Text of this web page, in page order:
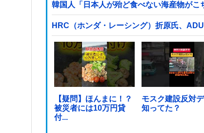
韓国人「日本人が殆ど食べない海産物が
HRC（ホンダ・レーシング）折原氏、
【疑問】ほんまに！？
被災者には10万円貸
付...
モスク建設反対デ
知ってた？